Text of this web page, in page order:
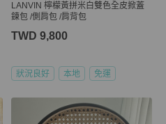
LANVIN 檸檬黃拼米白雙色全皮掀蓋
鍊包 /側肩包 /肩背包
TWD 9,800
狀況良好 本地 免運